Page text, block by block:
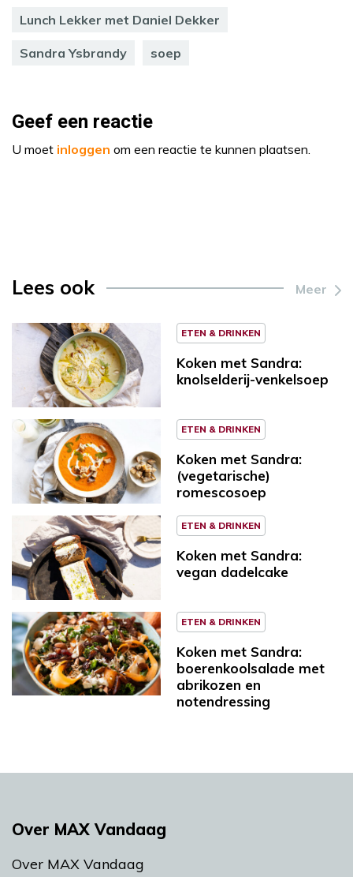
Lunch Lekker met Daniel Dekker
Sandra Ysbrandy soep
Geef een reactie
U moet inloggen om een reactie te kunnen plaatsen.
Lees ook Meer
ETEN & DRINKEN
Koken met Sandra:
knolselderij-venkelsoep
ETEN & DRINKEN
Koken met Sandra:
(vegetarische)
romescosoep
ETEN & DRINKEN
Koken met Sandra:
vegan dadelcake
ETEN & DRINKEN
Koken met Sandra:
boerenkoolsalade met
abrikozen en
notendressing
Over MAX Vandaag
Over MAX Vandaag